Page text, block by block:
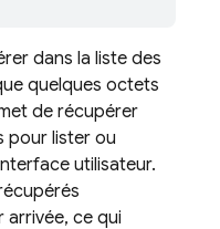
dans la liste des
quelques octets
de récupérer
pour lister ou
utilisateur.
arrivée, ce qui